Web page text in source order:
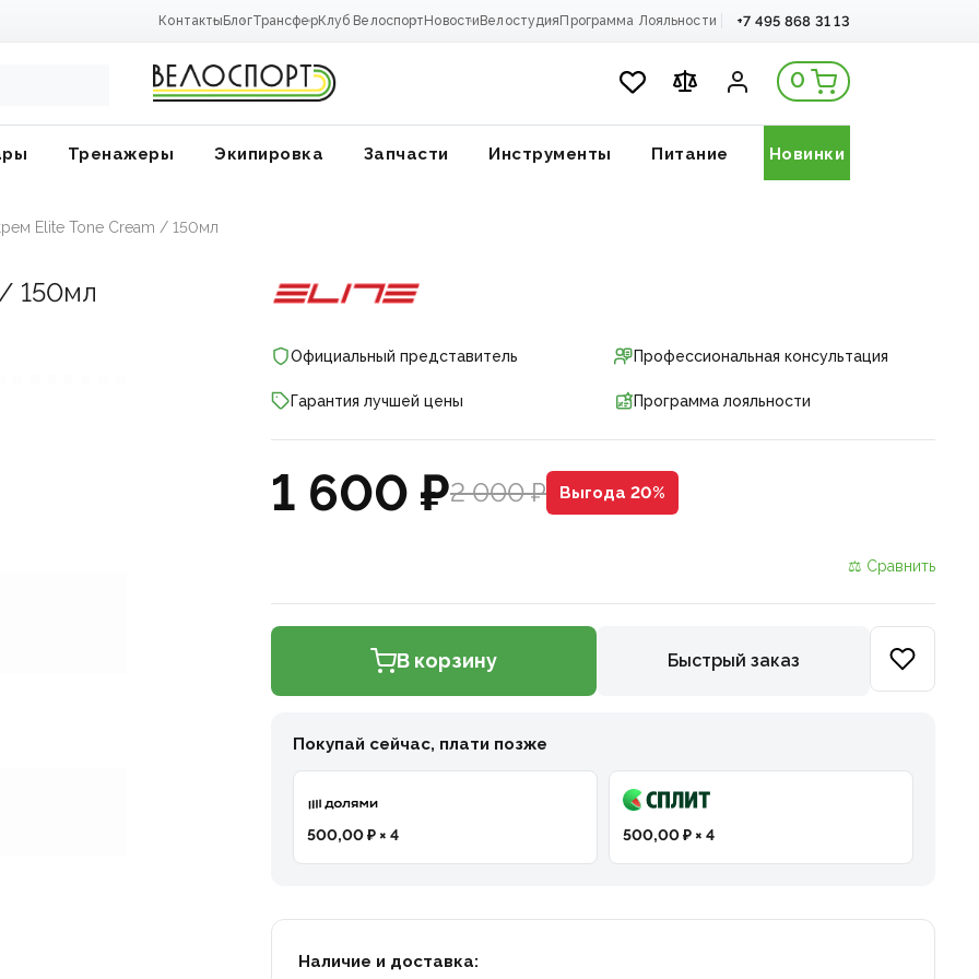
Контакты БлогТрансферКлуб Велоспорт Новости Велостудия Программа Лояльности +7 495 868 31 13
0
Тренажеры Экипировка Запчасти Инструменты Питание Новинки
Elite Tone Cream / 150мл
150мл
Официальный представитель Профессиональная консультация
Гарантия лучшей цены Программа лояльности
1 600 ₽2 000 ₽ Выгода 20%
⚖ Сравнить
В корзину Быстрый заказ
Покупай сейчас, плати позже
500,00 ₽ × 4 500,00 ₽ × 4
Наличие и доставка: